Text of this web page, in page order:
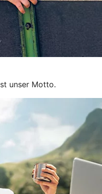
unser Motto.